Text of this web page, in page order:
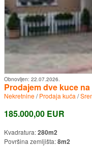
Obnovljen: 22.07.2026.
Prodajem dve kuce
Nekretnine/Prodaja kuća /
185.000,00 EUR
Kvadratura:280m2
Površina zemljišta:8m2